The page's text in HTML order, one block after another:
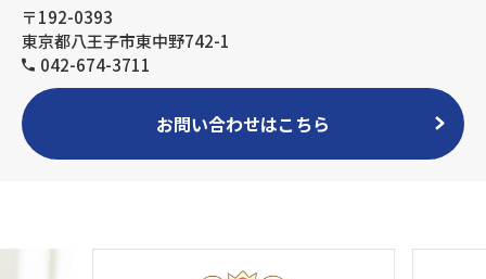
〒192-0393
東京都八王子市東中野742-1
042-674-3711
お問い合わせはこちら